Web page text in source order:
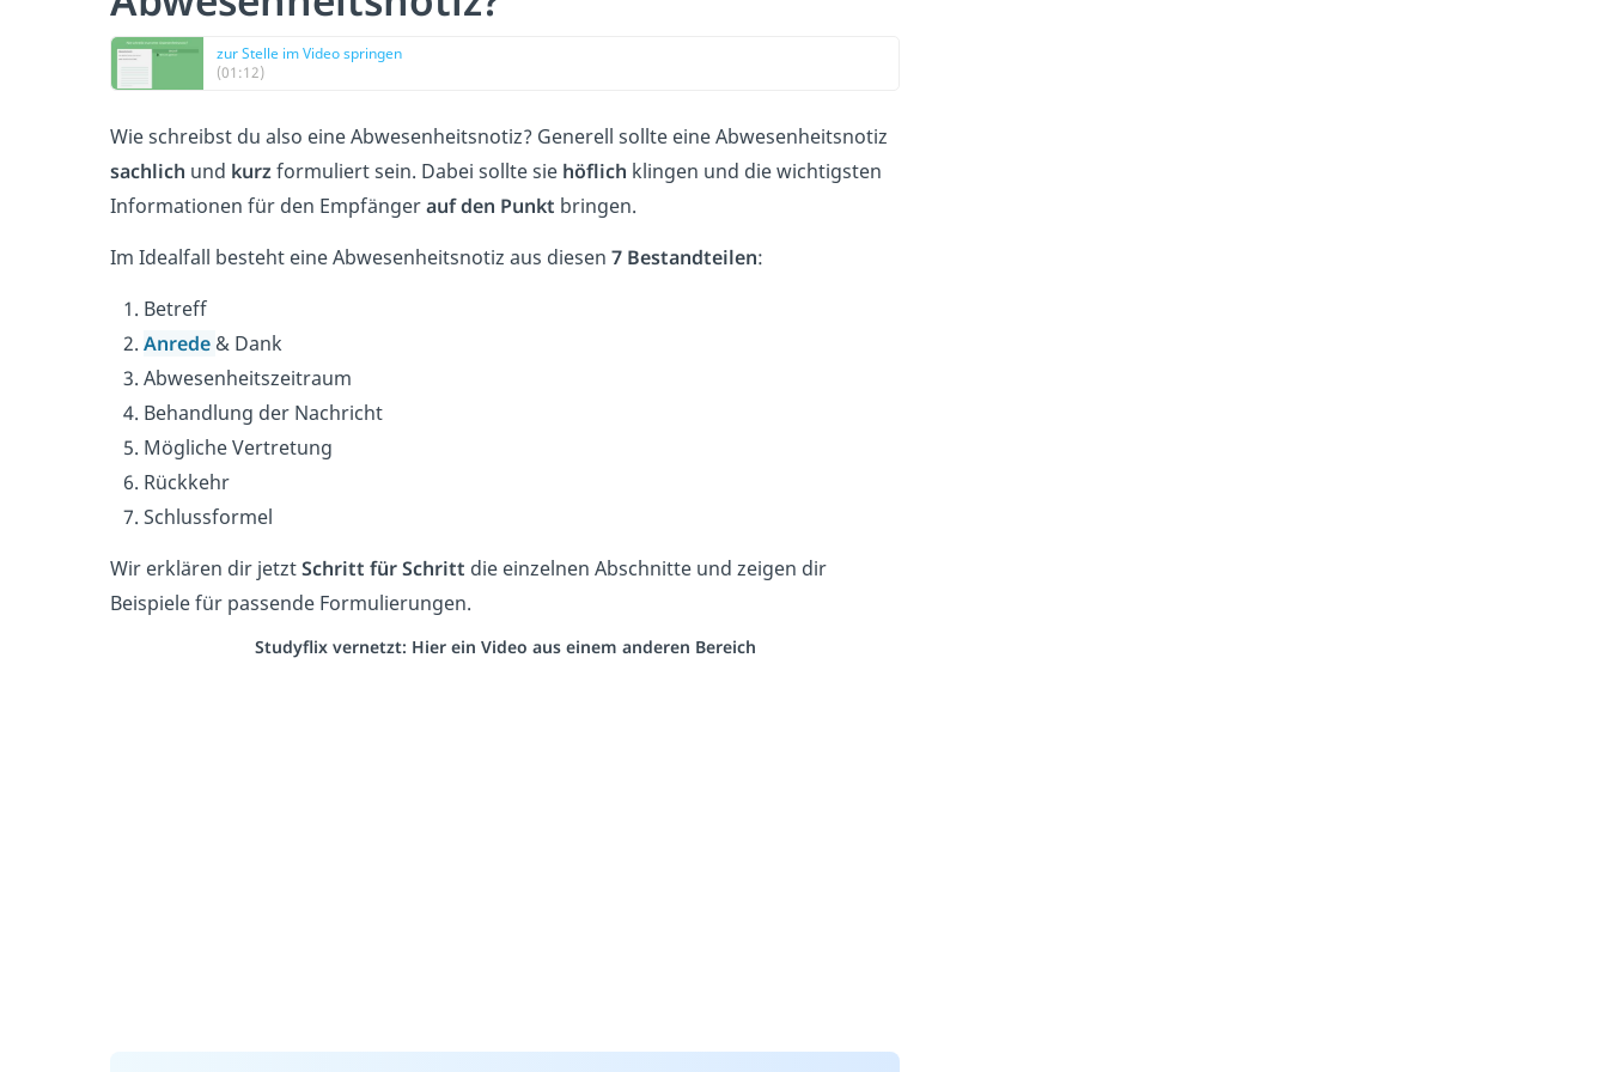
zur Stelle im Video springen
(01:12)
Wie schreibst du also eine Abwesenheitsnotiz? Generell sollte eine Abwesenheitsnotiz
sachlich und kurzformuliert sein. Dabei sollte sie höflich klingen und die wichtigsten
Informationen für den Empfängerauf den Punkt bringen.
Im Idealfall besteht eine Abwesenheitsnotiz aus diesen 7 Bestandteilen:
Betreff
Anrede & Dank
Abwesenheitszeitraum
Behandlung der Nachricht
Mögliche Vertretung
Rückkehr
Schlussformel
Wir erklären dir jetztSchritt für Schritt die einzelnen Abschnitte und zeigen dir
Beispiele für passende Formulierungen.
Studyflix vernetzt: Hier ein Video aus einem anderen Bereich